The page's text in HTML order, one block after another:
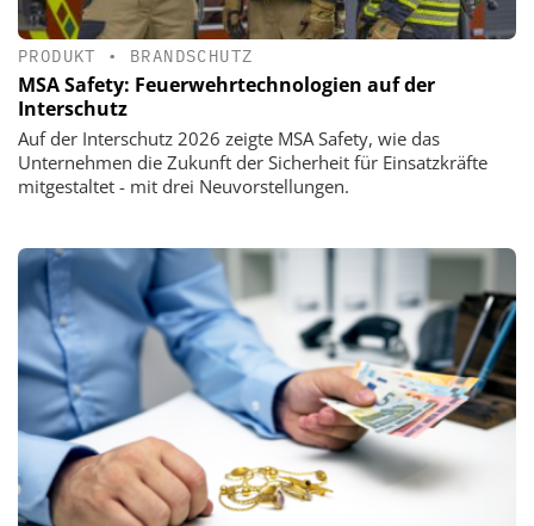
PRODUKT • BRANDSCHUTZ
MSA Safety: Feuerwehrtechnologien auf der
Interschutz
Auf der Interschutz 2026 zeigte MSA Safety, wie das
Unternehmen die Zukunft der Sicherheit für Einsatzkräfte
mitgestaltet - mit drei Neuvorstellungen.